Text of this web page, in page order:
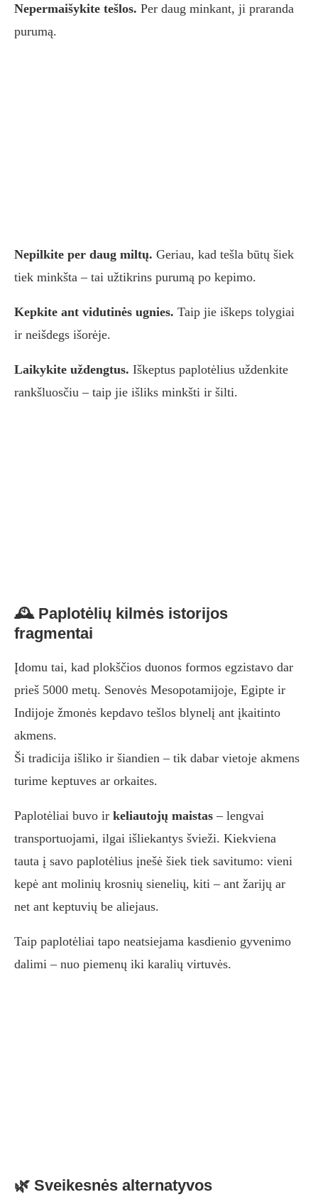
Nepermaišykite tešlos. Per daug minkant, ji praranda
purumą.
Nepilkite per daug miltų. Geriau, kad tešla būtų šiek
tiek minkšta – tai užtikrins purumą po kepimo.
Kepkite ant vidutinės ugnies. Taip jie iškeps tolygiai
ir neišdegs išorėje.
Laikykite uždengtus. Iškeptus paplotėlius uždenkite
rankšluosčiu – taip jie išliks minkšti ir šilti.
🕰️ Paplotėlių kilmės istorijos
fragmentai
Įdomu tai, kad plokščios duonos formos egzistavo dar
prieš 5000 metų. Senovės Mesopotamijoje, Egipte ir
Indijoje žmonės kepdavo tešlos blynelį ant įkaitinto
akmens.
Ši tradicija išliko ir šiandien – tik dabar vietoje akmens
turime keptuves ar orkaites.
Paplotėliai buvo ir keliautojų maistas – lengvai
transportuojami, ilgai išliekantys švieži. Kiekviena
tauta į savo paplotėlius įnešė šiek tiek savitumo: vieni
kepė ant molinių krosnių sienelių, kiti – ant žarijų ar
net ant keptuvių be aliejaus.
Taip paplotėliai tapo neatsiejama kasdienio gyvenimo
dalimi – nuo piemenų iki karalių virtuvės.
🌿 Sveikesnės alternatyvos